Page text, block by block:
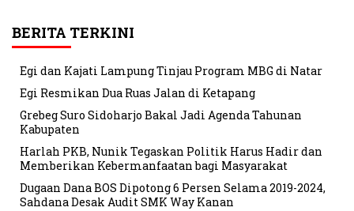
BERITA TERKINI
Egi dan Kajati Lampung Tinjau Program MBG di Natar
Egi Resmikan Dua Ruas Jalan di Ketapang
Grebeg Suro Sidoharjo Bakal Jadi Agenda Tahunan
Kabupaten
Harlah PKB, Nunik Tegaskan Politik Harus Hadir dan
Memberikan Kebermanfaatan bagi Masyarakat
Dugaan Dana BOS Dipotong 6 Persen Selama 2019-2024,
Sahdana Desak Audit SMK Way Kanan